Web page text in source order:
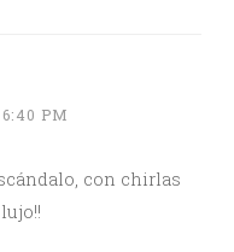
PM
con chirlas